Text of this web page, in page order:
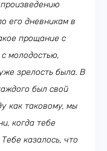
его дневникам в
прощание с
молодостью,
зрелость была. В
был свой
как таковому, мы
когда тебе
казалось, что